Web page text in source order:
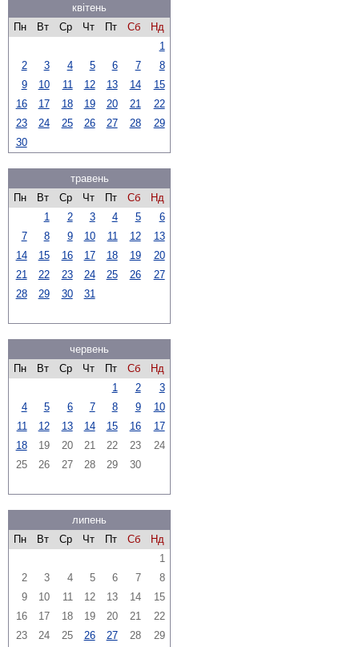
квітень
Пн
Вт Ср Чт Пт Сб
Нд
1
2
3 4 5 6 7
8
9
10 11 12 13 14
15
16
17 18 19 20 21
22
23
24 25 26 27 28
29
30
травень
Пн
Вт Ср Чт Пт Сб
Нд
1
2 3 4 5
6
7
8 9 10 11 12
13
14
15 16 17 18 19
20
21
22 23 24 25 26
27
28
29 30 31
червень
Пн
Вт Ср Чт Пт Сб
Нд
1
2
3
4
5 6 7 8 9
10
11
12 13 14 15 16
17
18
19 20 21 22 23
24
25
26 27 28 29 30
липень
Пн
Вт Ср Чт Пт Сб
Нд
1
2
3 4 5 6 7
8
9
10 11 12 13 14
15
16
17 18 19 20 21
22
23
24 25 26 27 28
29